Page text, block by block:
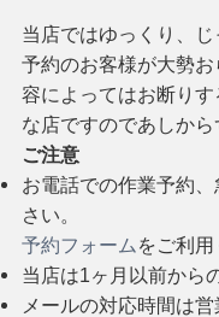
当店ではゆっくり、
予約のお客様が大勢
容によってはお断り
な店ですのであしから
ご注意
お電話での作業予約
さい。
予約フォーム をご利用
当店は1ヶ月以前から
メールの対応時間は